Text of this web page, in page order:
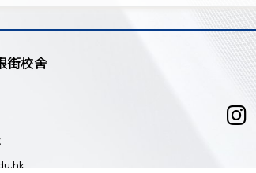
街校舍